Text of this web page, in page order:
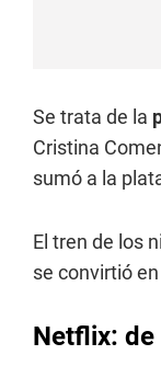
Se trata de la
Cristina
sumó a la
El tren de los
se convirtió
Netflix: de